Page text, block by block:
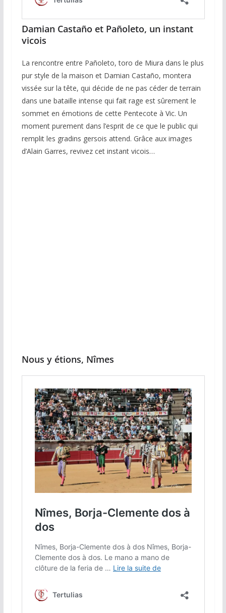
Damian Castaño et Pañoleto, un instant
vicois
La rencontre entre Pañoleto, toro de Miura dans le plus
pur style de la maison et Damian Castaño, montera
vissée sur la tête, qui décide de ne pas céder de terrain
dans une bataille intense qui fait rage est sûrement le
sommet en émotions de cette Pentecote à Vic. Un
moment purement dans l’esprit de ce que le public qui
remplit les gradins gersois attend. Grâce aux images
d’Alain Garres, revivez cet instant vicois…
Nous y étions, Nîmes